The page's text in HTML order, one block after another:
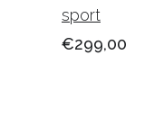
sport
€299,00